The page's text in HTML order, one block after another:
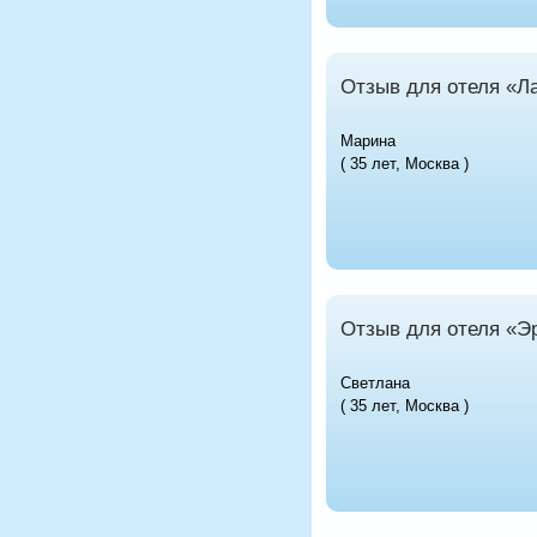
Отзыв для отеля
Марина
( 35 лет, Москва )
Отзыв для отеля
Светлана
( 35 лет, Москва )